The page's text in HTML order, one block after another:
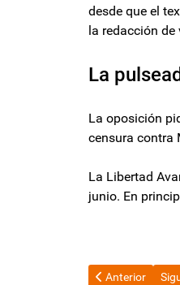
desde que el
la redacción
La
La oposición
censura contra
La Libertad
junio. En
Artículo
Anterior